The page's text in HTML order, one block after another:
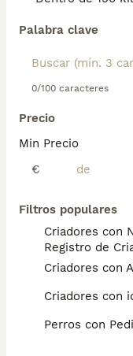
Palabra clave
0/100 caracteres
Precio
Min Precio
€
Filtros populares
Criadores con
Registro de
Criadores con
Criadores con
Perros con